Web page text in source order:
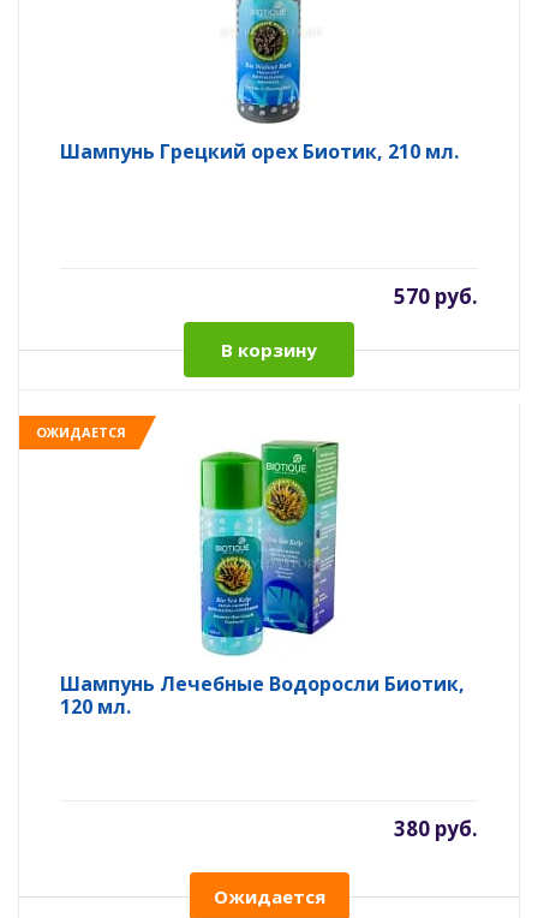
Шампунь Грецкий орех Биотик, 210 мл.
570 руб.
В корзину
ОЖИДАЕТСЯ
Шампунь Лечебные Водоросли Биотик,
120 мл.
380 руб.
Ожидается